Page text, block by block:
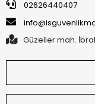
02626440407
Güzeller mah.